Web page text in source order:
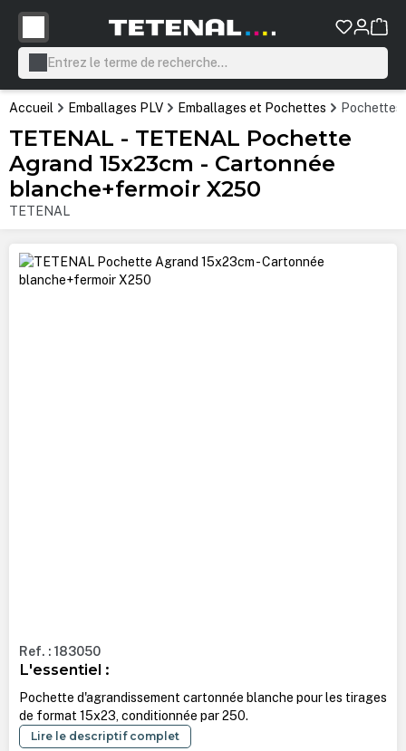
principal
Accueil Emballages PLV Emballages et Pochettes
TETENAL - TETENAL Pochette
Agrand 15x23cm - Cartonnée
blanche+fermoir X250
TETENAL
Ignorer la galerie d'images
Ref. : 183050
L'essentiel :
Pochette d'agrandissement cartonnée blanche pour les tirages
de format 15x23, conditionnée par 250.
Lire le descriptif complet